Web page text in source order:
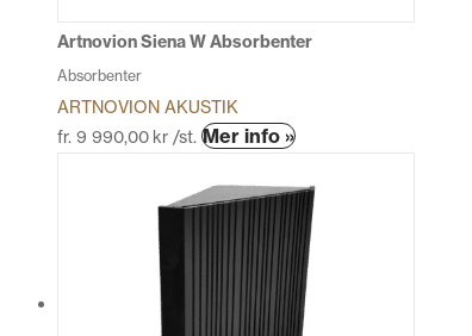
Artnovion Siena W Absorbenter
Absorbenter
ARTNOVION AKUSTIK
fr. 9 990,00 kr /st. Mer info »Den
produkten
har
flera
varianter.
De
olika